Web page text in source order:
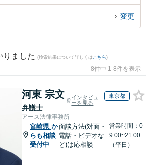
請求のトラブル解決の実績豊富な近くの弁護士を
で過払い金請求を法律相談できる宮崎県内の弁護
変更
りました (検索結果について詳しくは こちら)
8件中 1-8件を表示
河東 宗文
弁護士
インタビュ
ーを見る
東京都
アース法律事務所
宮崎県 か
らも相談
受付中
面談方法(対面・
電話・ビデオな
ど)は応相談
営業時間：0
9:00~21:00
（平日）